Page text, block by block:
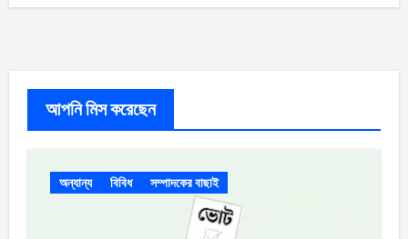
আপনি মিস করেছেন
অন্যান্য বিবিধ সম্পাদকের বাছাই